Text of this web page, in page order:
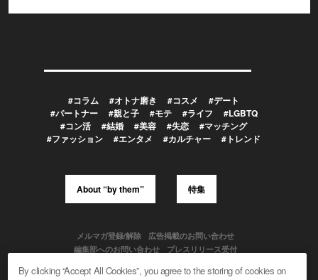
#コラム #オトナ磨き #コスメ
#デート
#パートナー
#親と子 #モテ #ライフ
#LGBTQ
#コン活
#結婚 #美容 #失恋
#マッチング
#ファッション
#エンタメ #カルチャー #トレンド
About “by them” 特集
メルマガ登録/解除
広告掲載のお問い合わせ
編集部へのお問い合わせ
プレスリリース受付
By clicking “Accept All Cookies”, you agree to the storing of cookies on